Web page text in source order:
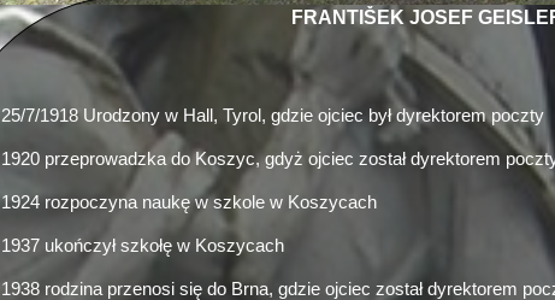
25/7/1918 Urodzony w Hall, Tyrol, gdzie ojciec był dyrektorem poczty
1920 przeprowadzka do Koszyc, gdyż ojciec został dyrektorem
1924 rozpoczyna naukę w szkole w Koszycach
1937 ukończył szkołę w Koszycach
1938 rodzina przenosi się do Brna, gdzie ojciec został dyrektorem
FRANTIŠEK JOSEF